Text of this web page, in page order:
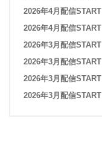
2026年4月配信START
2026年4月配信START
2026年3月配信START
2026年3月配信START
2026年3月配信START
2026年3月配信START